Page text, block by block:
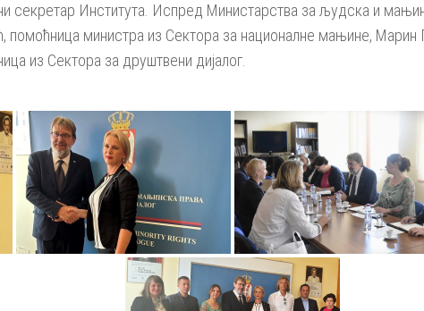
секретар Института. Испред Министарства за људска и
помоћница министра из Сектора за националне мањине, Марин
из Сектора за друштвени дијалог.